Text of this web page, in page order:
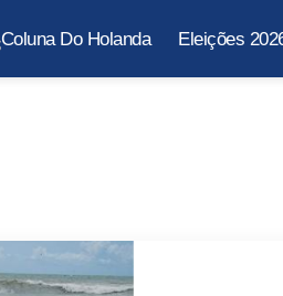
Coluna Do Holanda Eleições